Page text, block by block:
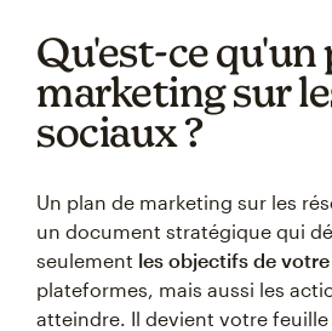
Qu'est-ce qu'un
marketing sur
sociaux ?
Un plan de marketing sur les
un document stratégique qui
seulement les objectifs de
plateformes, mais aussi les
atteindre. Il devient votre